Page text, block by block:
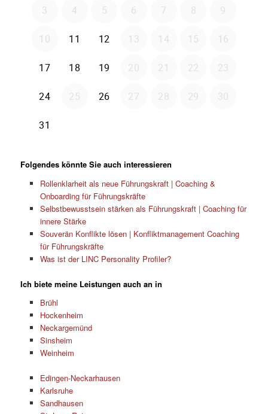
Folgendes könnte Sie auch interessieren
Rollenklarheit als neue Führungskraft | Coaching &
Onboarding für Führungskräfte
Selbstbewusstsein stärken als Führungskraft | Coaching für
innere Stärke
Souverän Konflikte lösen | Konfliktmanagement Coaching
für Führungskräfte
Was ist der LINC Personality Profiler?
Ich biete meine Leistungen auch an in
Brühl
Hockenheim
Neckargemünd
Sinsheim
Weinheim
Edingen-Neckarhausen
Karlsruhe
Sandhausen